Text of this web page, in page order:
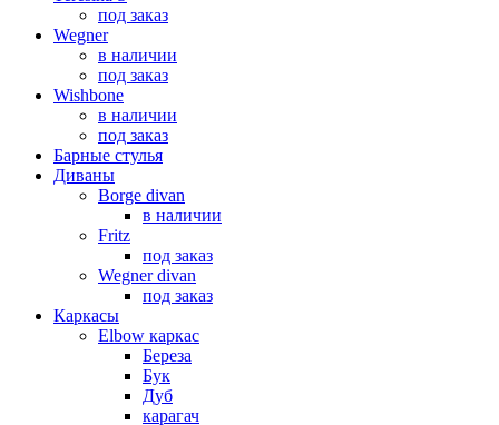
под заказ
Wegner
в наличии
под заказ
Wishbone
в наличии
под заказ
Барные стулья
Диваны
Borge divan
в наличии
Fritz
под заказ
Wegner divan
под заказ
Каркасы
Elbow каркас
Береза
Бук
Дуб
карагач